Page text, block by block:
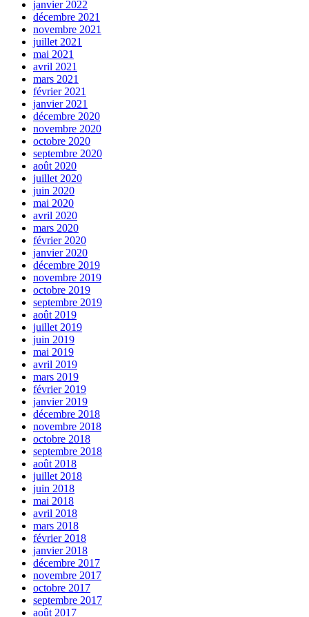
janvier 2022
décembre 2021
novembre 2021
juillet 2021
mai 2021
avril 2021
mars 2021
février 2021
janvier 2021
décembre 2020
novembre 2020
octobre 2020
septembre 2020
août 2020
juillet 2020
juin 2020
mai 2020
avril 2020
mars 2020
février 2020
janvier 2020
décembre 2019
novembre 2019
octobre 2019
septembre 2019
août 2019
juillet 2019
juin 2019
mai 2019
avril 2019
mars 2019
février 2019
janvier 2019
décembre 2018
novembre 2018
octobre 2018
septembre 2018
août 2018
juillet 2018
juin 2018
mai 2018
avril 2018
mars 2018
février 2018
janvier 2018
décembre 2017
novembre 2017
octobre 2017
septembre 2017
août 2017